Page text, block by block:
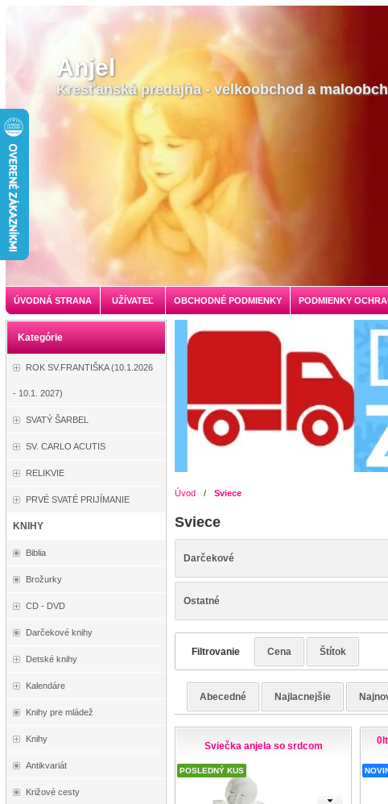
Anjel
Kresťanská predajňa - velkoobchod a
ÚVODNÁ STRANA UŽÍVATEĽ OBCHODNÉ PODMIENKY PODMIENKY
Kategórie
ROK SV.FRANTIŠKA (10.1.2026
- 10.1. 2027)
SVATÝ ŠARBEL
SV. CARLO ACUTIS
RELIKVIE
PRVÉ SVATÉ PRIJÍMANIE
KNIHY
Biblia
Brožurky
CD - DVD
Darčekové knihy
Detské knihy
Kalendáre
Knihy pre mládež
Knihy
Antikvariát
Križové cesty
Úvod / Sviece
Sviece
Darčekové
Ostatné
Filtrovanie Cena Štítok
Abecedné Najlacnejšie
Sviečka anjela so srdcom
POSLEDNÝ KUS